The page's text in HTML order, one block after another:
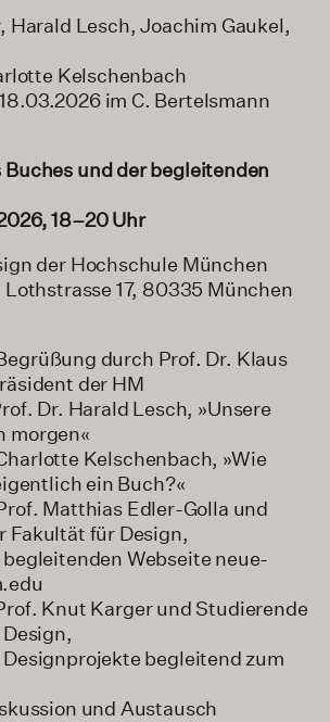
Harald Lesch, Joachim Gaukel,
Kelschenbach
im C. Bertelsmann
und der begleitenden
18–20 Uhr
der Hochschule München
Lothstrasse 17, 80335 München
durch Prof. Dr. Klaus
der HM
Dr. Harald Lesch, »Unsere
morgen«
Kelschenbach, »Wie
ein Buch?«
Matthias Edler-Golla und
Fakultät für Design,
Webseite neue-
Knut Karger und Studierende
begleitend zum
und Austausch